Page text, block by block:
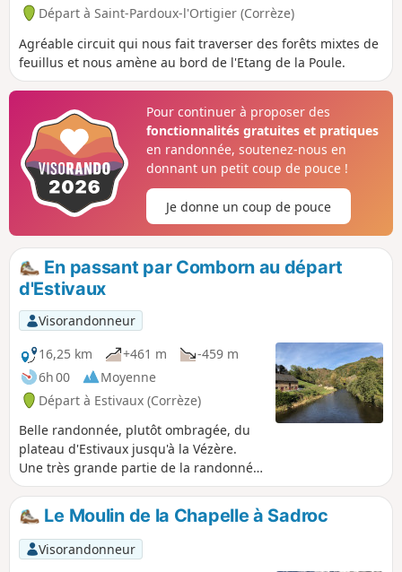
Départ à Saint-Pardoux-l'Ortigier (Corrèze)
Agréable circuit qui nous fait traverser des forêts mixtes de
feuillus et nous amène au bord de l'Etang de la Poule.
Pour continuer à proposer des
fonctionnalités gratuites et pratiques
en randonnée, soutenez-nous en
donnant un petit coup de pouce !
Je donne un coup de pouce
En passant par Comborn au départ
d'Estivaux
Visorandonneur
16,25 km
+461 m
-459 m
6h 00
Moyenne
Départ à Estivaux (Corrèze)
Belle randonnée, plutôt ombragée, du
plateau d'Estivaux jusqu'à la Vézère.
Une très grande partie de la randonnée
s'effectue sur des chemins, dont le
GR®46. Certaines portions ne sont pas
balisées. La randonnée permet
d'apercevoir le château de Comborn, au-
dessus de la Vézère.
Le Moulin de la Chapelle à Sadroc
Visorandonneur